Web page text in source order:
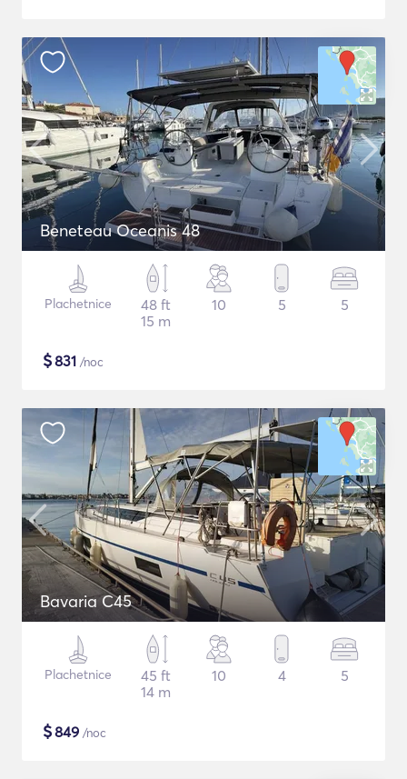
Beneteau Oceanis 48
Plachetnice
48 ft
15 m
10 5 5
$831 /noc
Bavaria C45
Plachetnice
45 ft
14 m
10 4 5
$849 /noc